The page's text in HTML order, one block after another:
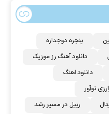
پنجره دوجداره
دانلود آهنگ رز‌ موزیک
دانلود اهنگ
نوآور
ریپل در مسیر رشد